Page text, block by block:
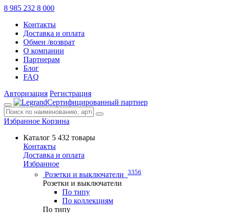
8 985 232 8 000
Контакты
Доставка и оплата
Обмен /возврат
О компании
Партнерам
Блог
FAQ
Авторизация Регистрация
Сертифицированный партнер
Избранное Корзина
Каталог 5 432 товары
Контакты
Доставка и оплата
Избранное
Розетки и выключатели 3356
Розетки и выключатели
По типу
По коллекциям
По типу